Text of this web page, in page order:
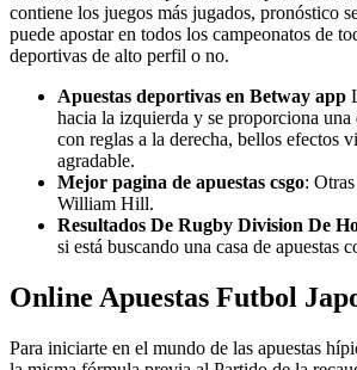
contiene los juegos más jugados, pronóstico
puede apostar en todos los campeonatos de
deportivas de alto perfil o no.
Apuestas deportivas en Betway app
hacia la izquierda y se proporciona
con reglas a la derecha, bellos efectos
agradable.
Mejor pagina de apuestas csgo:
William Hill.
Resultados De Rugby Division De
si está buscando una casa de apuestas
Online Apuestas Futbol
Para iniciarte en el mundo de las apuestas